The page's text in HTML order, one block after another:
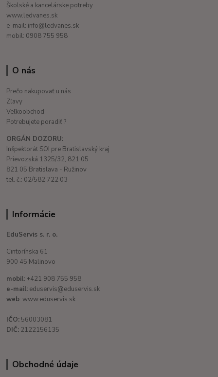
Školské a kancelárske potreby
www.ledvanes.sk
e-mail: info@ledvanes.sk
mobil: 0908 755 958
O nás
Prečo nakupovať u nás
Zľavy
Veľkoobchod
Potrebujete poradiť ?
ORGÁN DOZORU:
Inšpektorát SOI pre Bratislavský kraj
Prievozská 1325/32, 821 05
821 05 Bratislava - Ružinov
tel. č.: 02/582 722 03
Informácie
EduServis s. r. o.
Cintorínska 61
900 45 Malinovo
mobil: +421 908 755 958
e-mail: eduservis@eduservis.sk
web: www.eduservis.sk
IČO: 56003081
DIČ: 2122156135
Obchodné údaje